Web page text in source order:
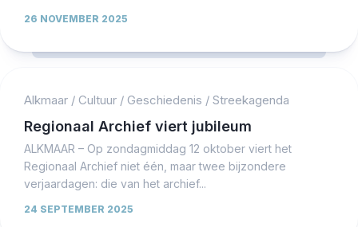
26 NOVEMBER 2025
Alkmaar / Cultuur / Geschiedenis / Streekagenda
Regionaal Archief viert jubileum
ALKMAAR – Op zondagmiddag 12 oktober viert het
Regionaal Archief niet één, maar twee bijzondere
verjaardagen: die van het archief...
24 SEPTEMBER 2025